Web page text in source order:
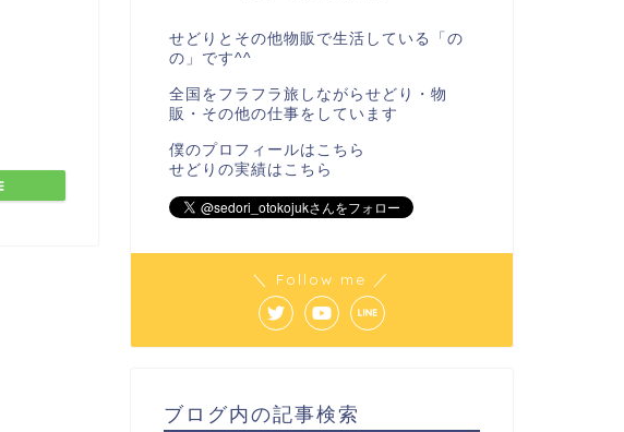
せどりとその他物販で生活している「の
の」です^^
全国をフラフラ旅しながらせどり・物
販・その他の仕事をしています
僕のプロフィールは こちら
せどりの実績は こちら
＼ Follow me ／
ブログ内の記事検索